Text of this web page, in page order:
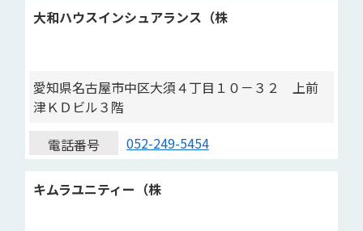
大和ハウスインシュアランス（株
愛知県名古屋市中区大須４丁目１０－３２ 上前
津ＫＤビル３階
電話番号
052-249-5454
キムラユニティー（株